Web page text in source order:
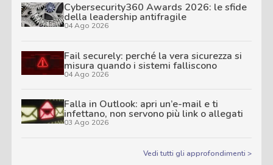
Cybersecurity360 Awards 2026: le sfide
della leadership antifragile
04 Ago 2026
Fail securely: perché la vera sicurezza si
misura quando i sistemi falliscono
04 Ago 2026
Falla in Outlook: apri un’e-mail e ti
infettano, non servono più link o allegati
03 Ago 2026
Vedi tutti gli approfondimenti >